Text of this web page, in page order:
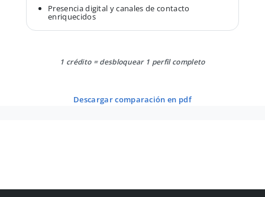
Presencia digital y canales de contacto
enriquecidos
1 crédito = desbloquear 1 perfil completo
descargar comparación en pdf